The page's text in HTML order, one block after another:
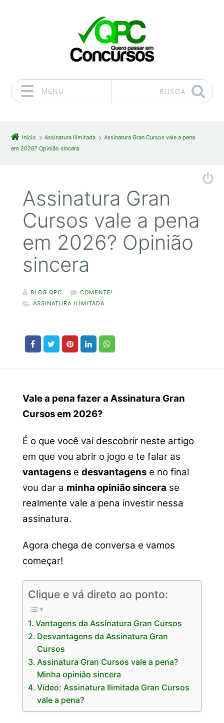
MENU BUSCA
Início Assinatura Ilimitada
Assinatura Gran Cursos vale a pena
em 2026? Opinião sincera
Assinatura Gran
Cursos vale a pena
em 2026? Opinião
sincera
BLOG QPC
COMENTE!
ASSINATURA ILIMITADA
Vale a pena fazer a Assinatura Gran
Cursos em 2026?
É o que você vai descobrir neste artigo
em que vou abrir o jogo e te falar as
vantagense desvantagense no final
vou dar a minha opinião sincera se
realmente vale a pena investir nessa
assinatura.
Agora chega de conversa e vamos
começar!
Clique e vá direto ao ponto:
Vantagens da Assinatura Gran Cursos
Desvantagens da Assinatura Gran
Cursos
Assinatura Gran Cursos vale a pena?
Minha opinião sincera
Vídeo: Assinatura Ilimitada Gran Cursos
vale a pena?